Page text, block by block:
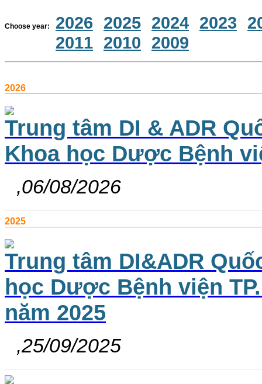
Choose year: 2026 2025 2024 2023
2011 2010 2009
2026
Trung tâm DI & ADR
Khoa học Dược Bệnh
,06/08/2026
2025
Trung tâm DI&ADR
học Dược Bệnh viện
năm 2025
,25/09/2025